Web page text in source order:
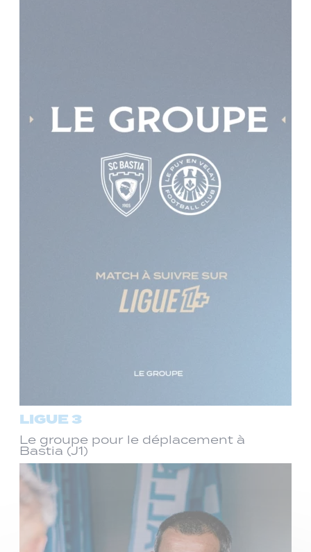
LIGUE 3
Le groupe pour le déplacement à
Bastia (J1)